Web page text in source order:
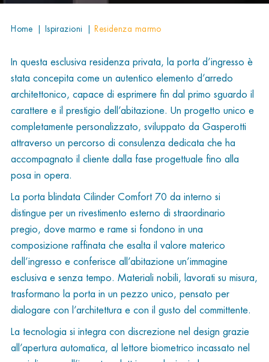
home | ispirazioni | residenza marmo
In questa esclusiva residenza privata, la porta d’ingresso è
stata concepita come un autentico elemento d’arredo
architettonico, capace di esprimere fin dal primo sguardo il
carattere e il prestigio dell’abitazione. Un progetto unico e
completamente personalizzato, sviluppato da Gasperotti
attraverso un percorso di consulenza dedicata che ha
accompagnato il cliente dalla fase progettuale fino alla
posa in opera.
La porta blindata Cilinder Comfort 70 da interno si
distingue per un rivestimento esterno di straordinario
pregio, dove marmo e rame si fondono in una
composizione raffinata che esalta il valore materico
dell’ingresso e conferisce all’abitazione un’immagine
esclusiva e senza tempo. Materiali nobili, lavorati su misura,
trasformano la porta in un pezzo unico, pensato per
dialogare con l’architettura e con il gusto del committente.
La tecnologia si integra con discrezione nel design grazie
all’apertura automatica, al lettore biometrico incassato nel